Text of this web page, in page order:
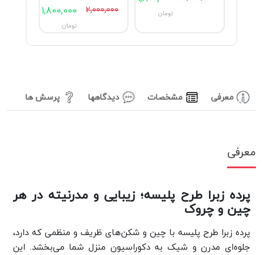
تومان 2,000,000
1,800,000
تومان
معرفی مشخصات دیدگاهها پرسش ها
معرفی
پرده زبرا طرح پلیسه؛ زیبایی و مدرنیته در هر
چین و چروک
پرده زبرا طرح پلیسه با چین و شکن‌های ظریف و منظمی که دارد،
جلوه‌ای مدرن و شیک به دکوراسیون منزل شما می‌بخشد. این